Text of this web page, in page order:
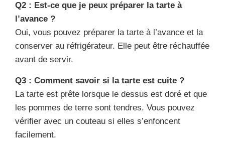
Q2 : Est-ce que je peux préparer la tarte à
l’avance ?
Oui, vous pouvez préparer la tarte à l’avance et la
conserver au réfrigérateur. Elle peut être réchauffée
avant de servir.
Q3 : Comment savoir si la tarte est cuite ?
La tarte est prête lorsque le dessus est doré et que
les pommes de terre sont tendres. Vous pouvez
vérifier avec un couteau si elles s’enfoncent
facilement.